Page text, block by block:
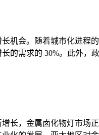
机会。随着城市化进程
的需求的 30%。此外，
长，金属卤化物灯市场